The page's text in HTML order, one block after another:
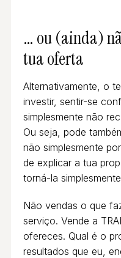
… ou (ainda)
tua oferta
Alternativamente, o
investir, sentir-se
simplesmente não
Ou seja, pode
não simplesmente
de explicar a tua
torná-la
Não vendas o que
serviço. Vende a
ofereces. Qual é o
resultados que eu,